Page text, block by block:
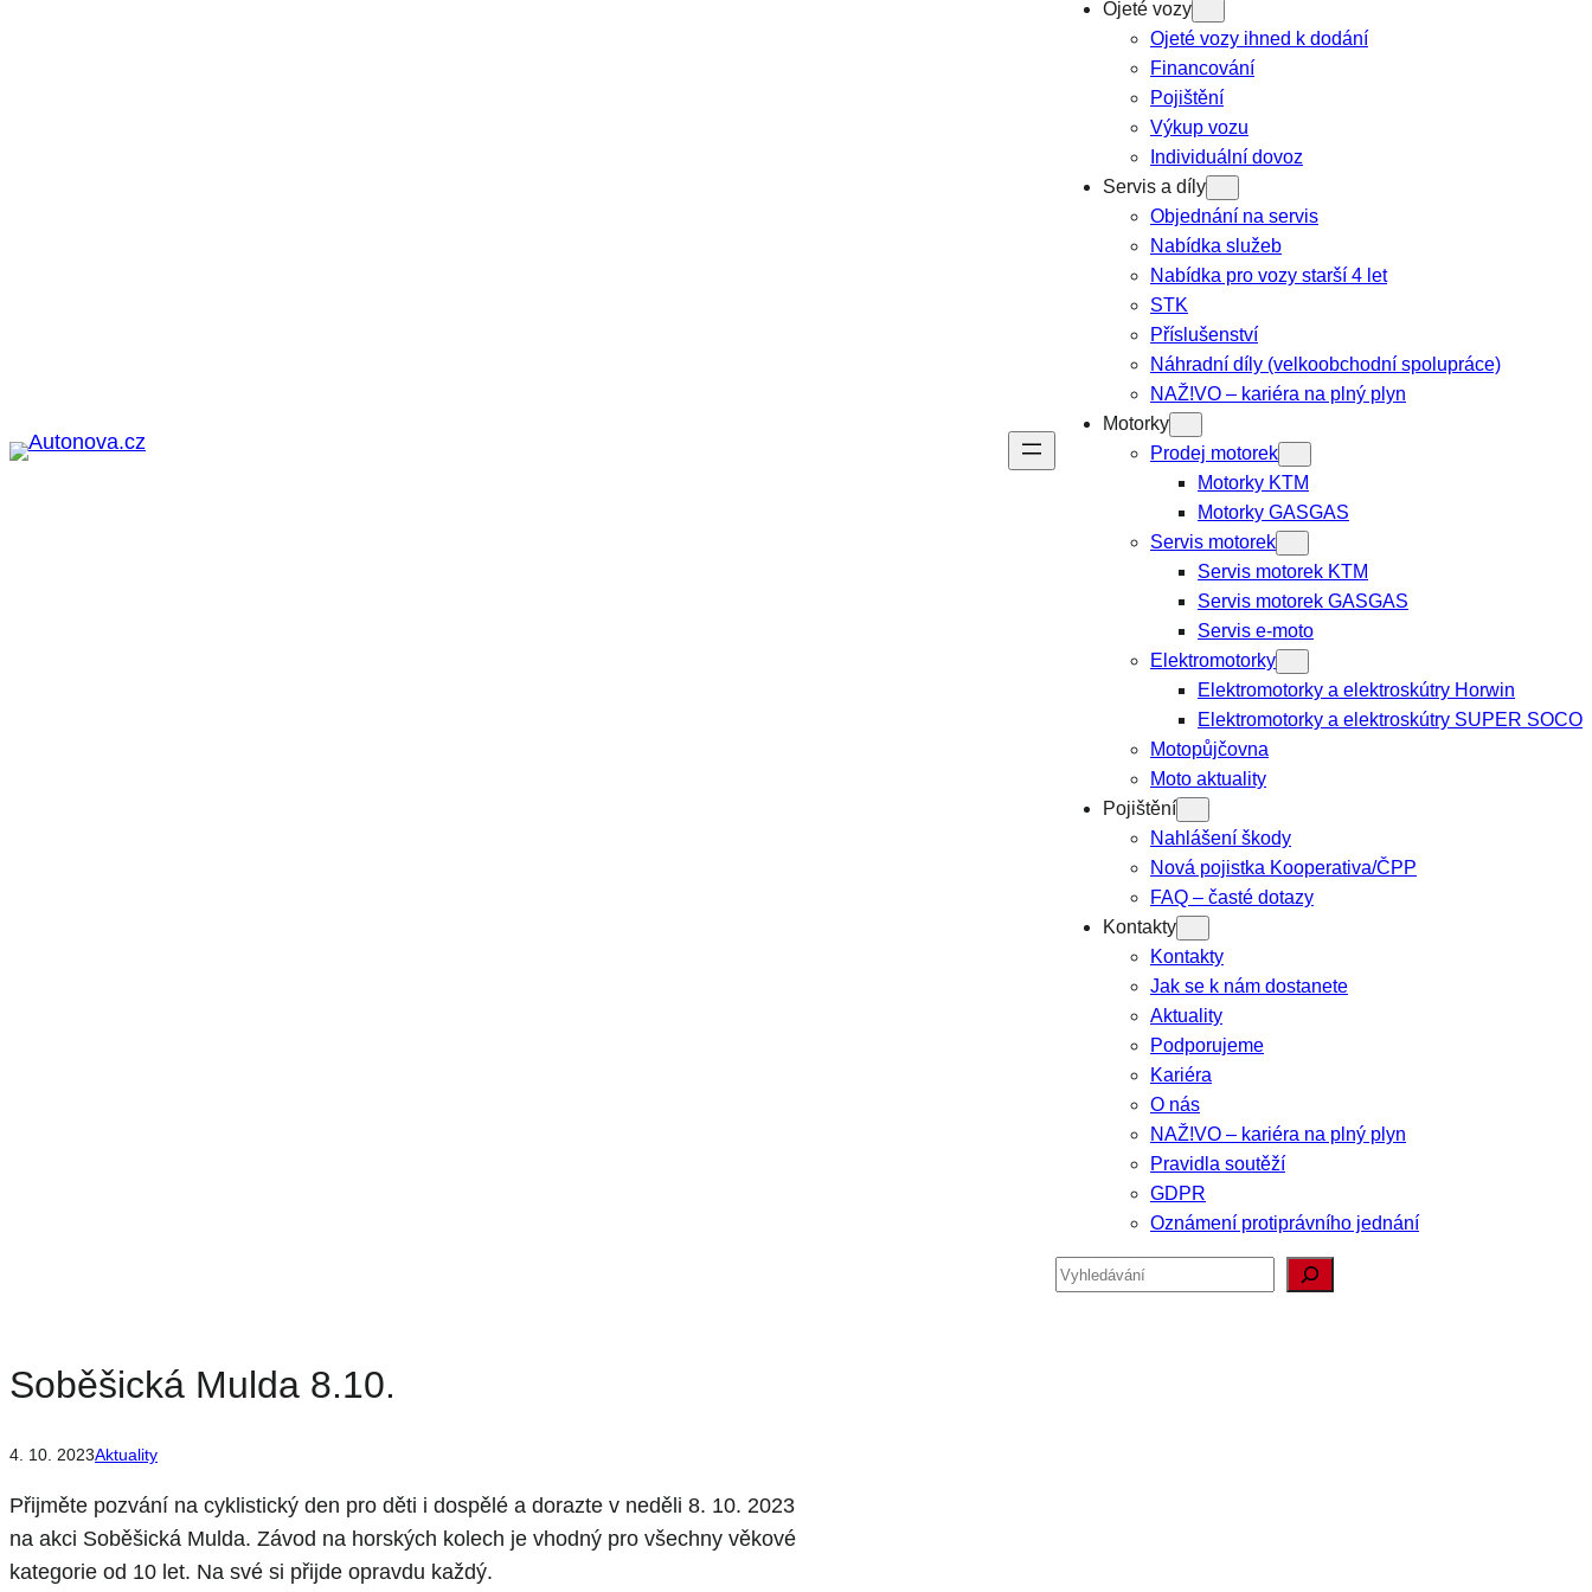
Ojeté vozy
Ojeté vozy ihned k dodání
Financování
Pojištění
Výkup vozu
Individuální dovoz
Servis a díly
Objednání na servis
Nabídka služeb
Nabídka pro vozy starší 4 let
STK
Příslušenství
Náhradní díly (velkoobchodní spolupráce)
NAŽ!VO – kariéra na plný plyn
Motorky
Prodej motorek
Motorky KTM
Motorky GASGAS
Servis motorek
Servis motorek KTM
Servis motorek GASGAS
Servis e-moto
Elektromotorky
Elektromotorky a elektroskútry Horwin
Elektromotorky a elektroskútry SUPER SOCO
Motopůjčovna
Moto aktuality
Pojištění
Nahlášení škody
Nová pojistka Kooperativa/ČPP
FAQ – časté dotazy
Kontakty
Kontakty
Jak se k nám dostanete
Aktuality
Podporujeme
Kariéra
O nás
NAŽ!VO – kariéra na plný plyn
Pravidla soutěží
GDPR
Oznámení protiprávního jednání
Hledat
Soběšická Mulda 8.10.
4. 10. 2023Aktuality
Přijměte pozvání na cyklistický den pro děti i dospělé a dorazte v neděli 8. 10. 2023
na akci Soběšická Mulda. Závod na horských kolech je vhodný pro všechny věkové
kategorie od 10 let. Na své si přijde opravdu každý.